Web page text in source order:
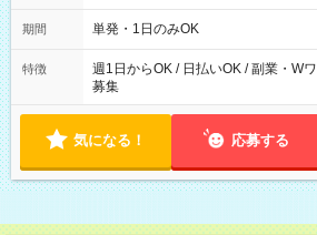
(1) 8：00~17:00（休憩１h） 例(2)
全額支給！） 例(3) 21:00~5:00（夜
期間 単発・1日のみOK
特徴
週1日からOK / 日払いOK / 副業・W
募集
気になる！ 応募する